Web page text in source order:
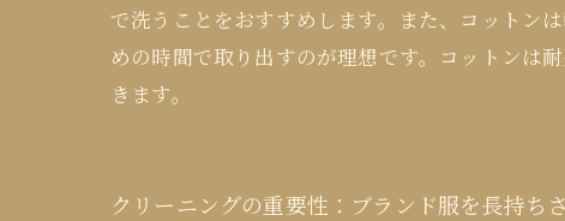
で洗うことをおすすめします。また、コットン
めの時間で取り出すのが理想です。コットンは
きます。
クリーニングの重要性：ブランド服を長持ち